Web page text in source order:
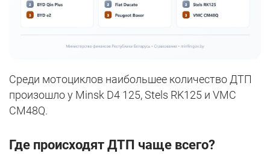
Среди мотоциклов наибольшее количество ДТП
произошло у Minsk D4 125, Stels RK125 и VMC
CM48Q.
Где происходят ДТП чаще всего?